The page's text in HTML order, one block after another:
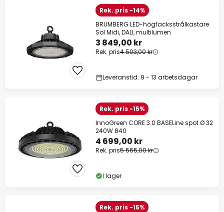
Rek. pris -14%
BRUMBERG LED-högfacksstrålkastare
Sol Midi, DALI, multilumen
3 849,00 kr
Rek. pris4 503,00 kr
Leveranstid: 9 - 13 arbetsdagar
Rek. pris -15%
InnoGreen CORE 3.0 BASELine spot Ø 32
240W 840
4 699,00 kr
Rek. pris5 565,00 kr
I lager
Rek. pris -15%